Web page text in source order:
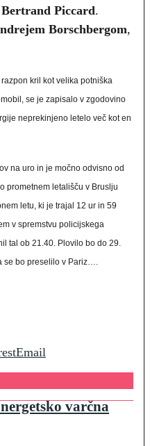
Bertrand Piccard.
Borschbergom,
kril kot velika potniška
se je zapisalo v zgodovino
neprekinjeno letelo več kot en
na uro in je močno odvisno od
prometnem letališču v Bruslju
letu, ki je trajal 12 ur in 59
v spremstvu policijskega
tal ob 21.40. Plovilo bo do 29.
se bo preselilo v Pariz….
Email
varčna